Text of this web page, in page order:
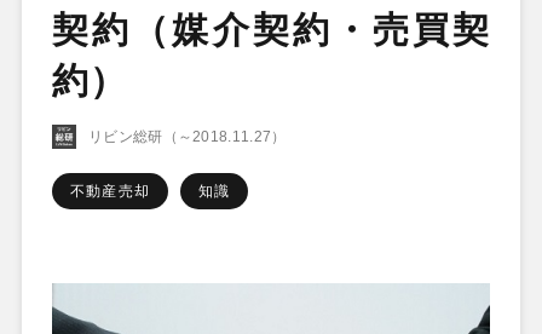
契約（媒介契約・売買契
約）
リビン総研（～2018.11.27）
不動産売却 知識